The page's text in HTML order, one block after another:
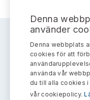
Address: Box
Denna
använder
Denna webbplats
cookies för att
använda vår
du till alla cookies
vår cookiepolicy.